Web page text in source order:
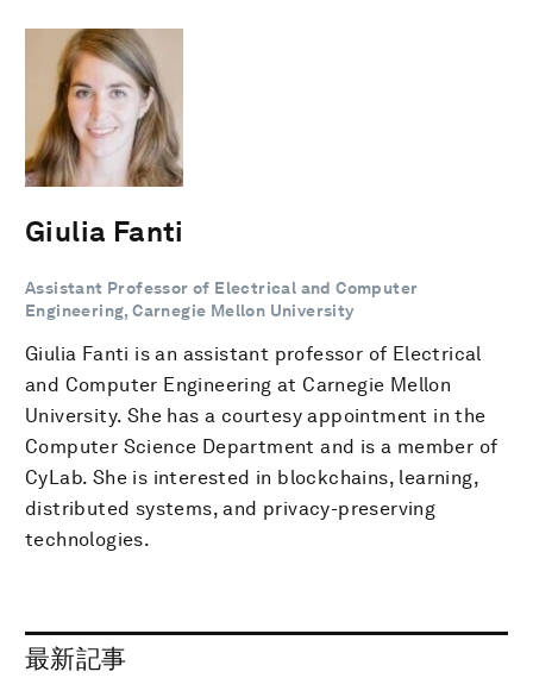
Giulia Fanti
Assistant Professor of Electrical and Computer
Engineering, Carnegie Mellon University
Giulia Fanti is an assistant professor of Electrical
and Computer Engineering at Carnegie Mellon
University. She has a courtesy appointment in the
Computer Science Department and is a member of
CyLab. She is interested in blockchains, learning,
distributed systems, and privacy-preserving
technologies.
最新記事